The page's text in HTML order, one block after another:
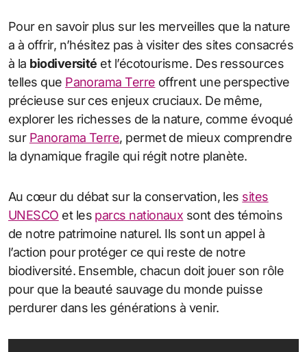
Pour en savoir plus sur les merveilles que la nature
a à offrir, n’hésitez pas à visiter des sites consacrés
à la biodiversité et l’écotourisme. Des ressources
telles que Panorama Terre offrent une perspective
précieuse sur ces enjeux cruciaux. De même,
explorer les richesses de la nature, comme évoqué
sur Panorama Terre, permet de mieux comprendre
la dynamique fragile qui régit notre planète.
Au cœur du débat sur la conservation, les sites
UNESCO et les parcs nationaux sont des témoins
de notre patrimoine naturel. Ils sont un appel à
l’action pour protéger ce qui reste de notre
biodiversité. Ensemble, chacun doit jouer son rôle
pour que la beauté sauvage du monde puisse
perdurer dans les générations à venir.